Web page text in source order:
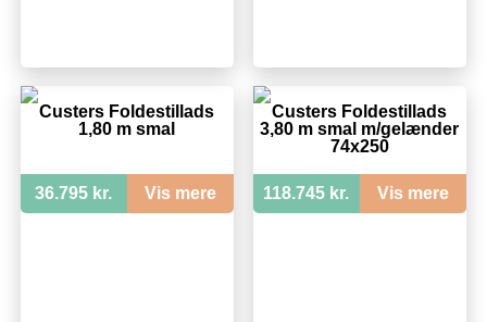
Custers Foldestillads
1,80 m smal
36.795 kr. Vis mere
Custers Foldestillads
3,80 m smal m/gelænder
74x250
118.745 kr. Vis mere